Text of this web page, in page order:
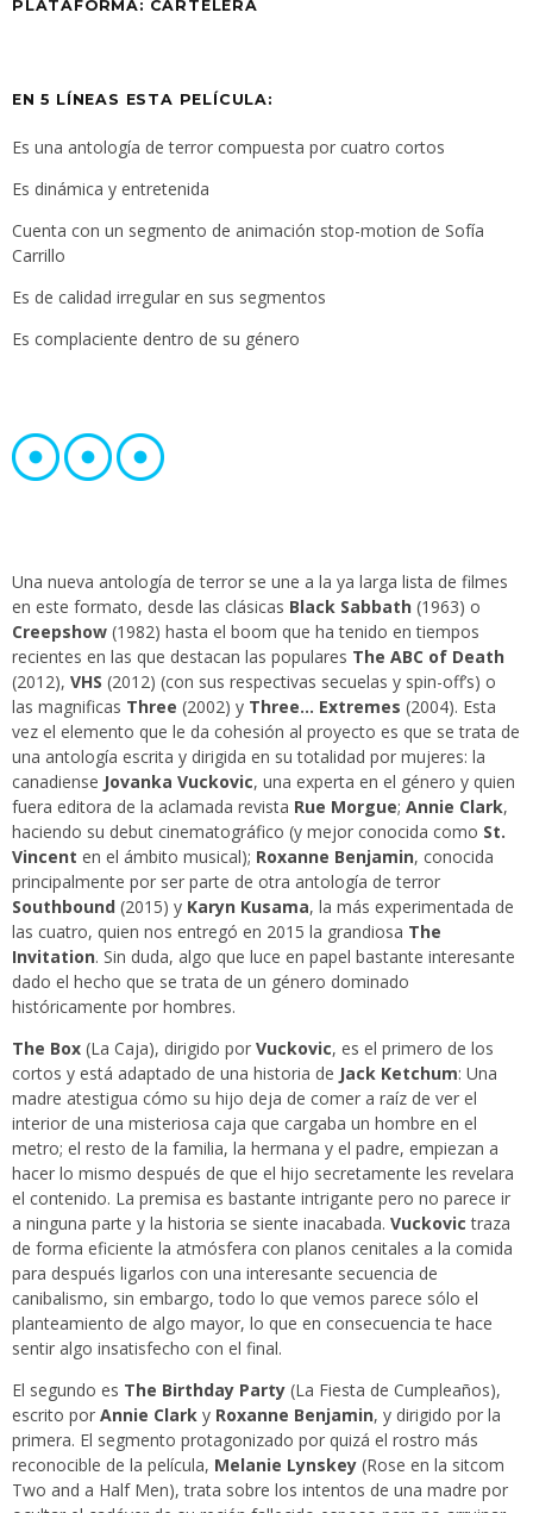
PLATAFORMA: CARTELERA
EN 5 LÍNEAS ESTA PELÍCULA:
Es una antología de terror compuesta por cuatro cortos
Es dinámica y entretenida
Cuenta con un segmento de animación stop-motion de Sofía
Carrillo
Es de calidad irregular en sus segmentos
Es complaciente dentro de su género
Una nueva antología de terror se une a la ya larga lista de filmes
en este formato, desde las clásicas Black Sabbath (1963) o
Creepshow (1982) hasta el boom que ha tenido en tiempos
recientes en las que destacan las populares The ABC of Death
(2012), VHS (2012) (con sus respectivas secuelas y spin-off’s) o
las magnificas Three (2002) y Three… Extremes (2004). Esta
vez el elemento que le da cohesión al proyecto es que se trata de
una antología escrita y dirigida en su totalidad por mujeres: la
canadiense Jovanka Vuckovic, una experta en el género y quien
fuera editora de la aclamada revista Rue Morgue; Annie Clark,
haciendo su debut cinematográfico (y mejor conocida como St.
Vincent en el ámbito musical); Roxanne Benjamin, conocida
principalmente por ser parte de otra antología de terror
Southbound (2015) y Karyn Kusama, la más experimentada de
las cuatro, quien nos entregó en 2015 la grandiosa The
Invitation. Sin duda, algo que luce en papel bastante interesante
dado el hecho que se trata de un género dominado
históricamente por hombres.
The Box (La Caja), dirigido por Vuckovic, es el primero de los
cortos y está adaptado de una historia de Jack Ketchum: Una
madre atestigua cómo su hijo deja de comer a raíz de ver el
interior de una misteriosa caja que cargaba un hombre en el
metro; el resto de la familia, la hermana y el padre, empiezan a
hacer lo mismo después de que el hijo secretamente les revelara
el contenido. La premisa es bastante intrigante pero no parece ir
a ninguna parte y la historia se siente inacabada. Vuckovic traza
de forma eficiente la atmósfera con planos cenitales a la comida
para después ligarlos con una interesante secuencia de
canibalismo, sin embargo, todo lo que vemos parece sólo el
planteamiento de algo mayor, lo que en consecuencia te hace
sentir algo insatisfecho con el final.
El segundo es The Birthday Party (La Fiesta de Cumpleaños),
escrito por Annie Clark y Roxanne Benjamin, y dirigido por la
primera. El segmento protagonizado por quizá el rostro más
reconocible de la película, Melanie Lynskey (Rose en la sitcom
Two and a Half Men), trata sobre los intentos de una madre por